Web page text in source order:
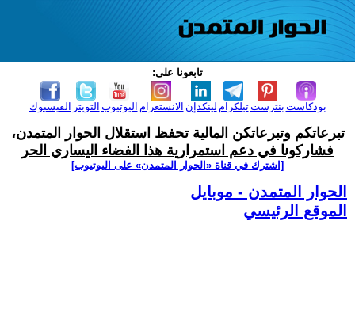
تابعونا على:
الفيسبوك التويتر اليوتيوب الانستغرام لينكدإن تيلكرامبنترست بودكاست
تبرعاتكم وتبرعاتكن المالية تحفظ استقلال الحوار المتمدن،
فشاركونا في دعم استمرارية هذا الفضاء اليساري الحر
[اشترك في قناة ‫«الحوار المتمدن» على اليوتيوب]
الحوار المتمدن - موبايل
الموقع الرئيسي